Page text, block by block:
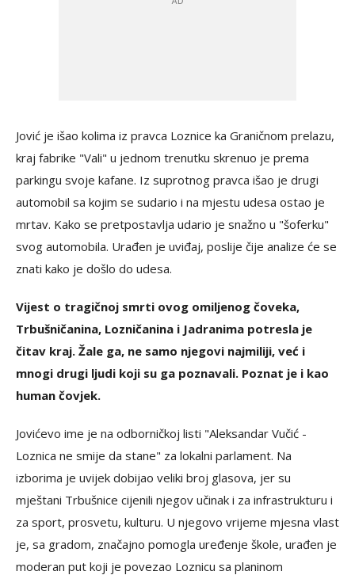
Jović je išao kolima iz pravca Loznice ka Graničnom prelazu,
kraj fabrike "Vali" u jednom trenutku skrenuo je prema
parkingu svoje kafane. Iz suprotnog pravca išao je drugi
automobil sa kojim se sudario i na mjestu udesa ostao je
mrtav. Kako se pretpostavlja udario je snažno u "šoferku"
svog automobila. Urađen je uviđaj, poslije čije analize će se
znati kako je došlo do udesa.
Vijest o tragičnoj smrti ovog omiljenog čoveka,
Trbušničanina, Lozničanina i Jadranima potresla je
čitav kraj. Žale ga, ne samo njegovi najmiliji, već i
mnogi drugi ljudi koji su ga poznavali. Poznat je i kao
human čovjek.
Jovićevo ime je na odborničkoj listi "Aleksandar Vučić -
Loznica ne smije da stane" za lokalni parlament. Na
izborima je uvijek dobijao veliki broj glasova, jer su
mještani Trbušnice cijenili njegov učinak i za infrastrukturu i
za sport, prosvetu, kulturu. U njegovo vrijeme mjesna vlast
je, sa gradom, značajno pomogla uređenje škole, urađen je
moderan put koji je povezao Loznicu sa planinom